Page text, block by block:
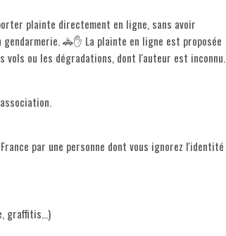
plainte directement en ligne, sans avoir
🚓✋ La plainte en ligne est proposée
ou les dégradations, dont l'auteur est inconnu.
par une personne dont vous ignorez l'identité
graffitis...)